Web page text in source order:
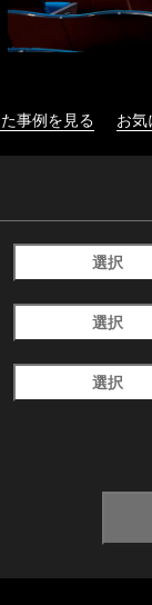
事例を見る お
選択
選択
選択